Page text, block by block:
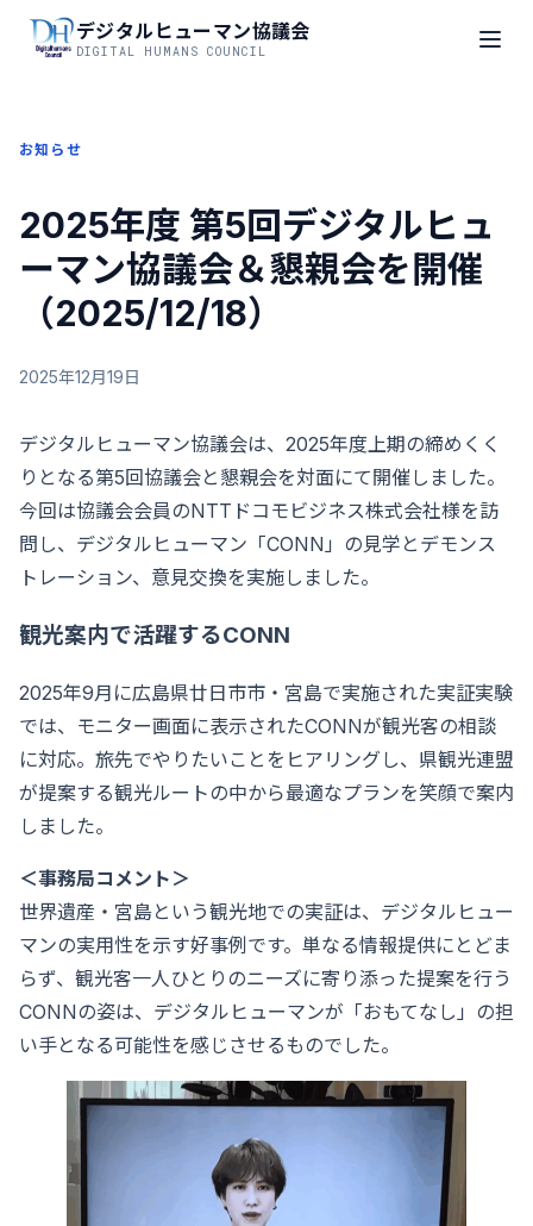
デジタルヒューマン協議会
DIGITAL HUMANS COUNCIL
お知らせ
2025年度 第5回デジタルヒュ
ーマン協議会＆懇親会を開催
（2025/12/18）
2025年12月19日
デジタルヒューマン協議会は、2025年度上期の締めくく
りとなる第5回協議会と懇親会を対面にて開催しました。
今回は協議会会員のNTTドコモビジネス株式会社様を訪
問し、デジタルヒューマン「CONN」の見学とデモンス
トレーション、意見交換を実施しました。
観光案内で活躍するCONN
2025年9月に広島県廿日市市・宮島で実施された実証実験
では、モニター画面に表示されたCONNが観光客の相談
に対応。旅先でやりたいことをヒアリングし、県観光連盟
が提案する観光ルートの中から最適なプランを笑顔で案内
しました。
＜事務局コメント＞
世界遺産・宮島という観光地での実証は、デジタルヒュー
マンの実用性を示す好事例です。単なる情報提供にとどま
らず、観光客一人ひとりのニーズに寄り添った提案を行う
CONNの姿は、デジタルヒューマンが「おもてなし」の担
い手となる可能性を感じさせるものでした。